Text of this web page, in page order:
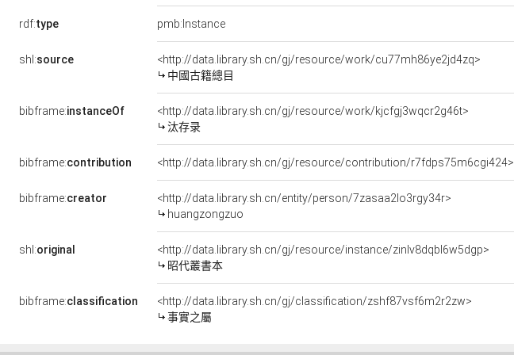
rdf:type pmb:Instance
shl:source
<http://data.library.sh.cn/gj/resource/work/cu77mh86ye2jd4zq>
中國古籍總目
bibframe:instanceOf
<http://data.library.sh.cn/gj/resource/work/kjcfgj3wqcr2g46t>
汰存录
bibframe:contribution <http://data.library.sh.cn/gj/resource/contribution/r7fdps75m6cgi424>
bibframe:creator
<http://data.library.sh.cn/entity/person/7zasaa2lo3rgy34r>
huangzongzuo
shl:original
<http://data.library.sh.cn/gj/resource/instance/zinlv8dqbl6w5dgp>
昭代叢書本
bibframe:classification
<http://data.library.sh.cn/gj/classification/zshf87vsf6m2r2zw>
事實之屬